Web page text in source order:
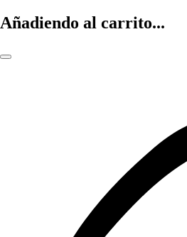
Añadiendo al carrito...